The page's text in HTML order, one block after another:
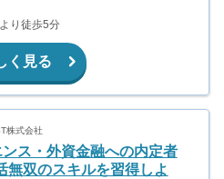
り徒歩5分
く見る
株式会社
ス・外資金融への内定者
無双のスキルを習得しよ